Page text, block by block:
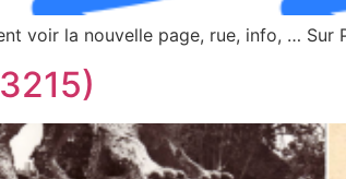
voir la nouvelle page, rue, info, … Sur